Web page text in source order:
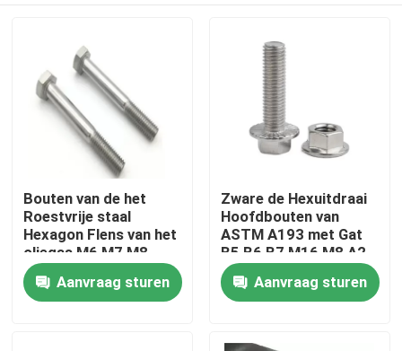
Huis
Bouten van de het
Roestvrije staal
Hexagon Flens van het
oliegas M6 M7 M8
M10 M24 met Noot en
Wasmachine
Aanvraag sturen
Zware de Hexuitdraai
Hoofdbouten van
ASTM A193 met Gat
B5 B6 B7 M16 M8 A2
A4
Aanvraag sturen